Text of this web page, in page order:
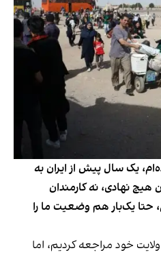
یک سال پیش از ایران به
هیچ نهادی، نه کارمندان
حتا یک‌بار هم وضعیت ما را
خود مراجعه کردیم، اما